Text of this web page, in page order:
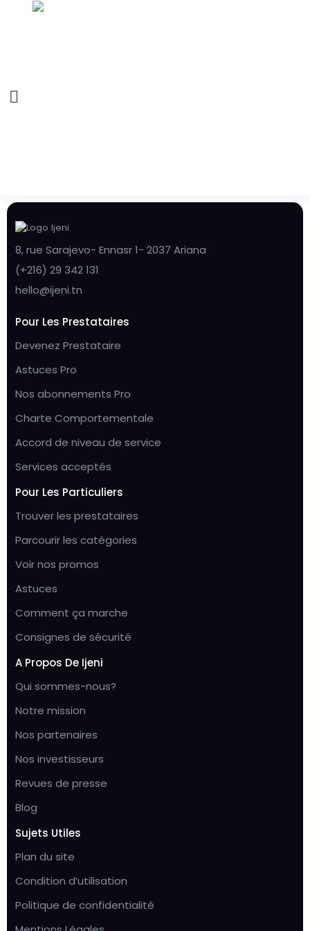
8, rue Sarajevo- Ennasr 1- 2037 Ariana
(+216) 29 342 131
hello@ijeni.tn
Pour Les Prestataires
Devenez Prestataire
Astuces Pro
Nos abonnements Pro
Charte Comportementale
Accord de niveau de service
Services acceptés
Pour Les Particuliers
Trouver les prestataires
Parcourir les catégories
Voir nos promos
Astuces
Comment ça marche
Consignes de sécurité
A Propos De Ijeni
Qui sommes-nous?
Notre mission
Nos partenaires
Nos investisseurs
Revues de presse
Blog
Sujets Utiles
Plan du site
Condition d’utilisation
Politique de confidentialité